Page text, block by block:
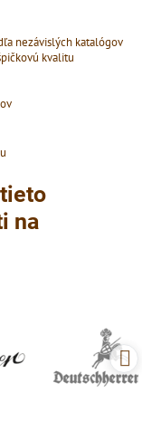
nezávislých katalógov
kvalitu
na